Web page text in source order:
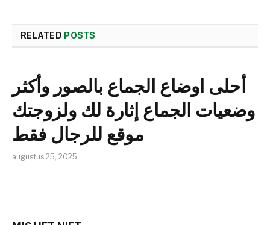
RELATED POSTS
أحلى اوضاع الجماع بالصور وأكثر
وضعيات الجماع إثارة لك ولزوجتك
موقع للرجال فقط
augustus 25, 2025